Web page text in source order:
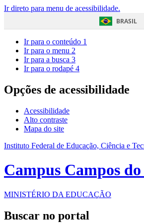
Ir direto para menu de acessibilidade.
BRASIL
Ir para o conteúdo 1
Ir para o menu 2
Ir para a busca 3
Ir para o rodapé 4
Opções de acessibilidade
Acessibilidade
Alto contraste
Mapa do site
Instituto Federal de Educação, Ciência e
Campus Campos
MINISTÉRIO DA EDUCAÇÃO
Buscar no portal